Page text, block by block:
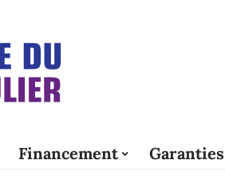
Financement Garanties